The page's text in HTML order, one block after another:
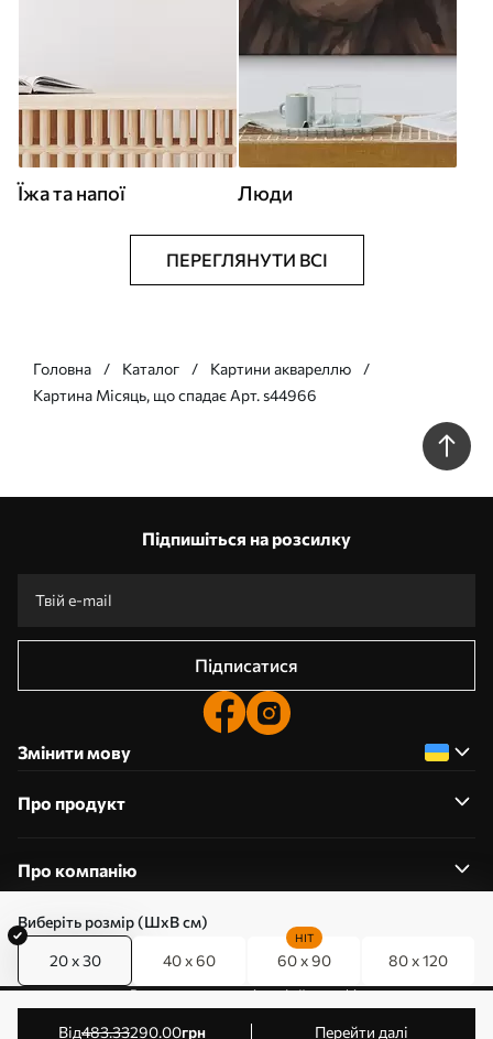
Виберіть розмір (ШхВ см)
20 x 30 40 x 60 60 x 90
HIT
80 x 120
від483.33290.00грн Перейти далі
Їжа та напої Люди
ПЕРЕГЛЯНУТИ ВСІ
Головна Каталог
Картини аквареллю
Картина Місяць, що спадає Арт. s44966
Підпишіться на розсилку
Підписатися
Змінити мову
Про продукт
Про компанію
0800357223
Редагування дозволів на файли cookie
© 2011-2026 Art-holst. Усі права захищені. Власник: